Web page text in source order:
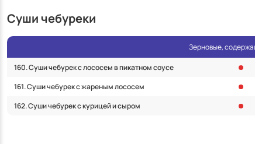
Суши чебуреки
Зерновые,
160. Суши чебурек с лососем в пикатном соусе
161. Суши чебурек с жареным лососем
162. Суши чебурек с курицей и сыром